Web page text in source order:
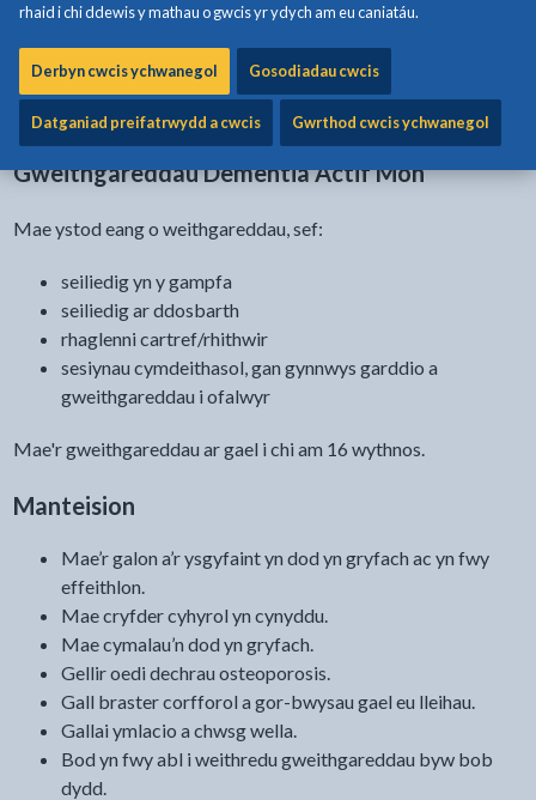
rhaid i chi ddewis y mathau o gwcis yr ydych am eu caniatáu.
Derbyn cwcis ychwanegol Gosodiadau cwcis
Datganiad preifatrwydd a cwcis Gwrthod cwcis ychwanegol
Ar hyn o bryd, nid oes yna unrhyw ddigwyddiadau ag
argaeledd. Ceisiwch eto yn fuan os gwelch yn dda.
Gweithgareddau Dementia Actif Môn
Mae ystod eang o weithgareddau, sef:
seiliedig yn y gampfa
seiliedig ar ddosbarth
rhaglenni cartref/rhithwir
sesiynau cymdeithasol, gan gynnwys garddio a
gweithgareddau i ofalwyr
Mae'r gweithgareddau ar gael i chi am 16 wythnos.
Manteision
Mae’r galon a’r ysgyfaint yn dod yn gryfach ac yn fwy
effeithlon.
Mae cryfder cyhyrol yn cynyddu.
Mae cymalau’n dod yn gryfach.
Gellir oedi dechrau osteoporosis.
Gall braster corfforol a gor-bwysau gael eu lleihau.
Gallai ymlacio a chwsg wella.
Bod yn fwy abl i weithredu gweithgareddau byw bob
dydd.